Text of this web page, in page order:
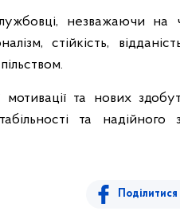
незважаючи на
стійкість,
та нових
та надійного
Поділитися